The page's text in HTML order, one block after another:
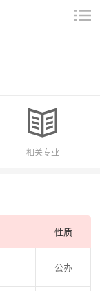
相关专业
性质
公办